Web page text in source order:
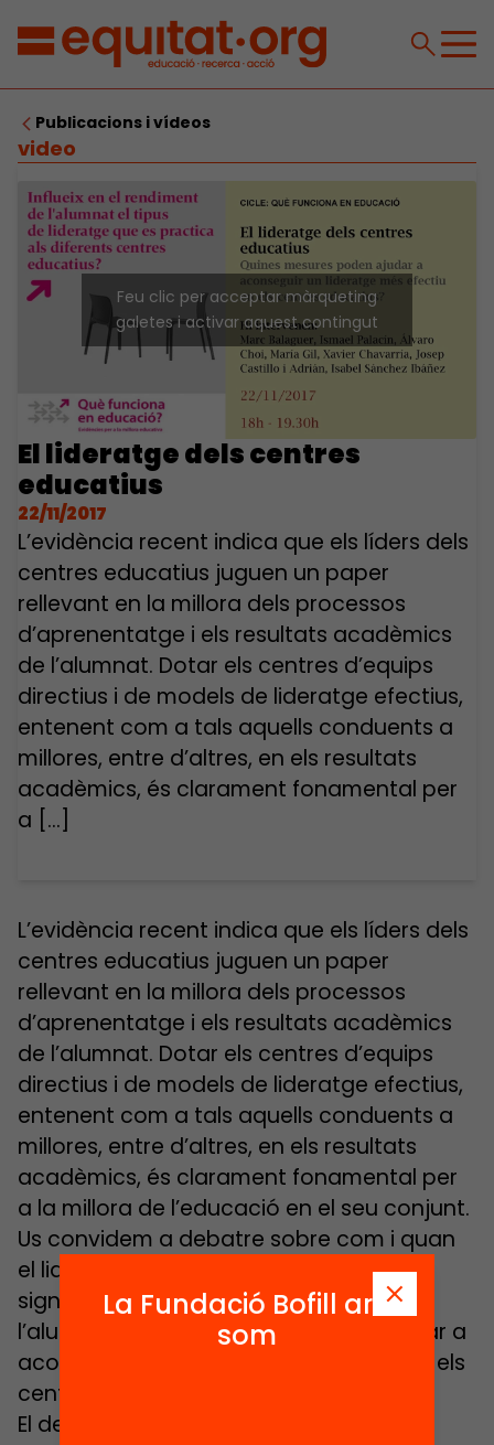
Publicacions i vídeos
video
Feu clic per acceptar màrqueting
galetes i activar aquest contingut
El lideratge dels centres
educatius
22/11/2017
L’evidència recent indica que els líders dels
centres educatius juguen un paper
rellevant en la millora dels processos
d’aprenentatge i els resultats acadèmics
de l’alumnat. Dotar els centres d’equips
directius i de models de lideratge efectius,
entenent com a tals aquells conduents a
millores, entre d’altres, en els resultats
acadèmics, és clarament fonamental per
a […]
L’evidència recent indica que els líders dels
centres educatius juguen un paper
rellevant en la millora dels processos
d’aprenentatge i els resultats acadèmics
de l’alumnat. Dotar els centres d’equips
directius i de models de lideratge efectius,
entenent com a tals aquells conduents a
millores, entre d’altres, en els resultats
acadèmics, és clarament fonamental per
a la millora de l’educació en el seu conjunt.
Us convidem a debatre sobre com i quan
el lideratge impacta de manera
significativa sobre l’aprenentatge de
l’alumnat i quines mesures poden ajudar a
aconseguir un lideratge més efectiu en els
centres educatius.
El debat, que serà presentat per
La Fundació Bofill ara
som